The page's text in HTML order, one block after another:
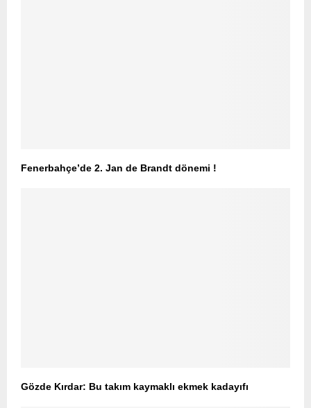
Fenerbahçe’de 2. Jan de Brandt dönemi !
Gözde Kırdar: Bu takım kaymaklı ekmek kadayıfı